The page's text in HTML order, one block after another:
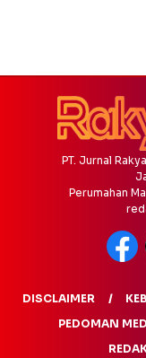
PT. Jurnal
Perumahan
DISCLAIMER
PEDOMAN